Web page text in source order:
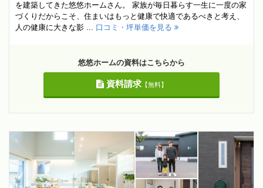
を建築してきた悠悠ホームさん。 家族が毎日暮らす一生に一度の家
づくりだからこそ、住まいはもっと健康で快適であるべきと考え、
人の健康に大きな影 ... 口コミ・坪単価を見る
悠悠ホームの資料はこちらから
資料請求【無料】